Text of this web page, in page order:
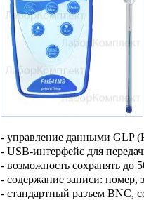
- управление данными GLP
- USB-интерфейс для
- возможность сохранять до
- содержание записи: номер,
- стандартный разъем BNC,